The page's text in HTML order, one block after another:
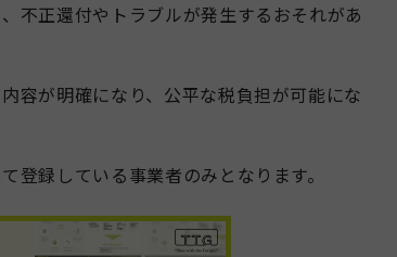
不正還付やトラブルが発生するおそれがあ
容が明確になり、公平な税負担が可能にな
登録している事業者のみとなります。